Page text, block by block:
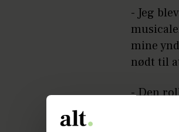
- Jeg
mine
nødt til
- Den